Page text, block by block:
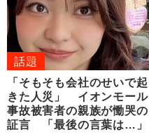
話題
「そもそも会社のせいで起
きた人災」 イオンモール
事故被害者の親族が慟哭の
証言 「最後の言葉は…」